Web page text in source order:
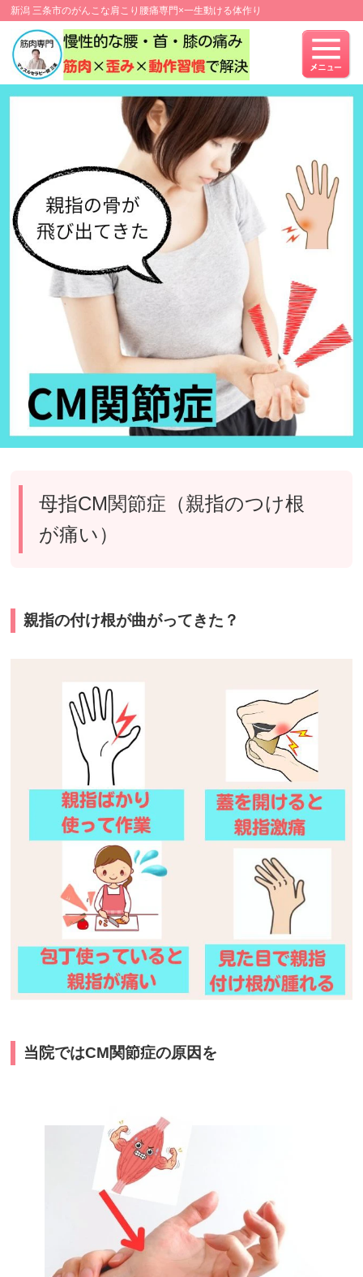
新潟 三条市のがんこな肩こり腰痛専門×一生動ける体作り
母指CM関節症（親指のつけ根
が痛い）
親指の付け根が曲がってきた？
当院ではCM関節症の原因を